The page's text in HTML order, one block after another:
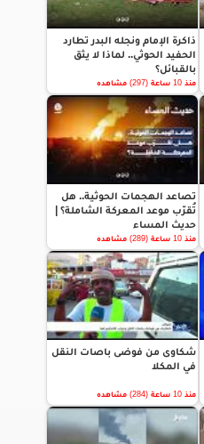
ذاكرة الإمام ونجله البدر تطارد
الحفيد الحوثي.. لماذا لا يثق
بالقبائل؟
منذ 10 ساعة (297) مشاهده
تصاعد الهجمات الحوثية.. هل
تُقرّب موعد المعركة الشاملة؟ |
حديث المساء
منذ 10 ساعة (289) مشاهده
شكاوى من فوضى باصات النقل
في المكلا
منذ 10 ساعة (284) مشاهده